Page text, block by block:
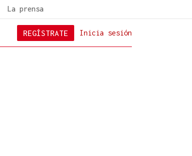
La prensa
Inicia sesión
REGÍSTRATE